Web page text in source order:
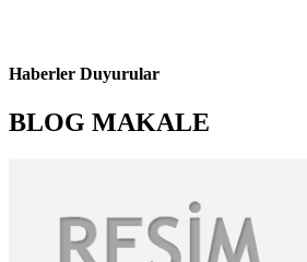
Haberler Duyurular
BLOG MAKALE